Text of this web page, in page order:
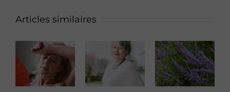
Articles similaires